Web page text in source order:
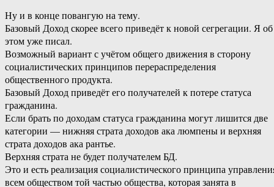
Ну и в конце повангую на тему.
Базовый Доход скорее всего приведёт к новой сегрегации. Я об
этом уже писал.
Возможный вариант с учётом общего движения в сторону
социалистических принципов перераспределения
общественного продукта.
Базовый Доход приведёт его получателей к потере статуса
гражданина.
Если брать по доходам статуса гражданина могут лишится две
категории — нижняя страта доходов ака люмпены и верхняя
страта доходов ака рантье.
Верхняя страта не будет получателем БД.
Это и есть реализация социалистического принципа
всем обществом той частью общества, которая занята в